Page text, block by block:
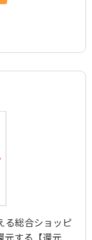
る総合ショッピ
元する【還元